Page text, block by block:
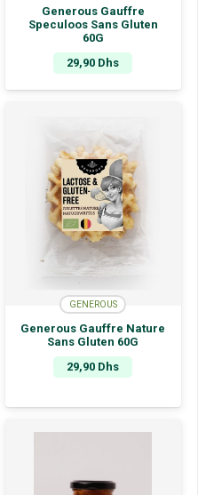
Generous Gauffre
Speculoos Sans Gluten
60G
29,90 Dhs
GENEROUS
Generous Gauffre Nature
Sans Gluten 60G
29,90 Dhs